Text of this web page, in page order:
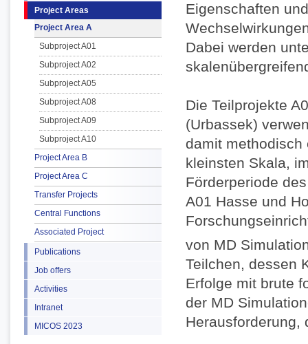
Project Areas
Project Area A
Subproject A01
Subproject A02
Subproject A05
Subproject A08
Subproject A09
Subproject A10
Project Area B
Project Area C
Transfer Projects
Central Functions
Associated Project
Publications
Job offers
Activities
Intranet
MICOS 2023
Eigenschaften
Dabei werden
Die Teilprojekte
(Urbassek)
damit methodisch
kleinsten Skala,
Förderperiode
A01 Hasse und
von MD
Teilchen, dessen
Erfolge mit brute
der MD
Herausforderung,